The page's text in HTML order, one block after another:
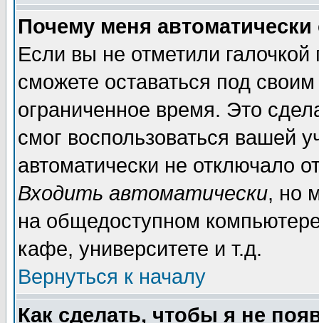
Почему меня автоматически
Если вы не отметили галочкой
сможете оставаться под
ограниченное время. Это
смог воспользоваться вашей
автоматически не отключало
Входить автоматически, но
на общедоступном
кафе, университете и т.д.
Вернуться к началу
Как сделать, чтобы я не